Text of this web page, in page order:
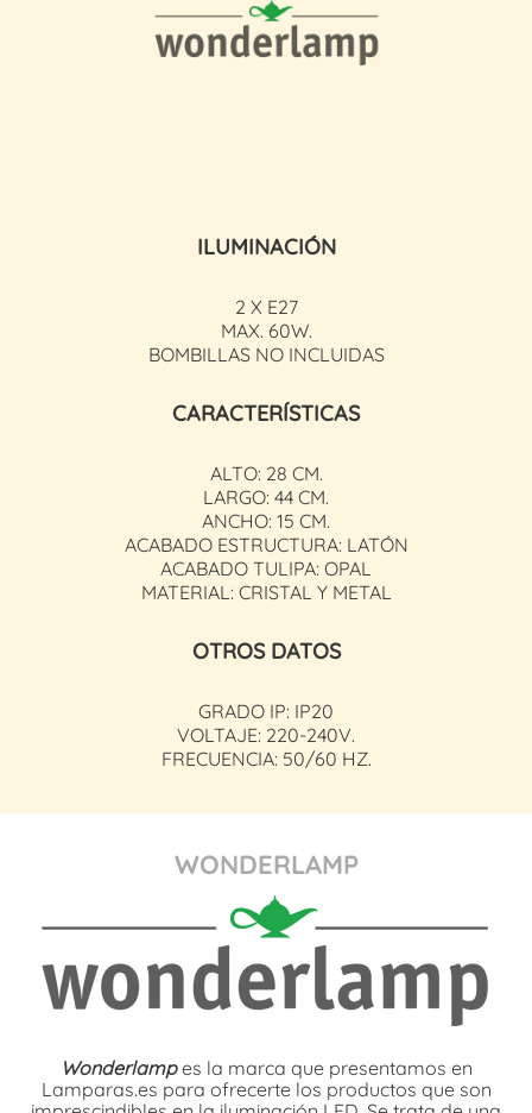
ILUMINACIÓN
2 X E27
MAX. 60W.
BOMBILLAS NO INCLUIDAS
CARACTERÍSTICAS
ALTO: 28 CM.
LARGO: 44 CM.
ANCHO: 15 CM.
ACABADO ESTRUCTURA: LATÓN
ACABADO TULIPA: OPAL
MATERIAL: CRISTAL Y METAL
OTROS DATOS
GRADO IP: IP20
VOLTAJE: 220-240V.
FRECUENCIA: 50/60 HZ.
WONDERLAMP
Wonderlamp es la marca que presentamos en
Lamparas.es para ofrecerte los productos que son